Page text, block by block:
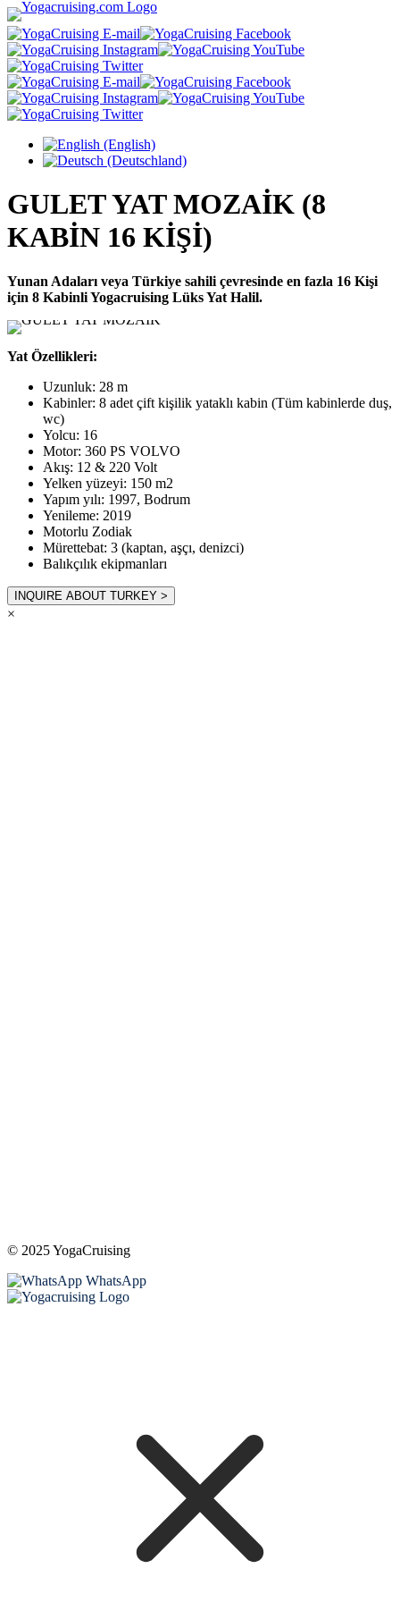
Dilinizi seçin
GULET YAT MOZAİK (8
KABİN 16 KİŞİ)
Yunan Adaları veya Türkiye sahili çevresinde en fazla 16 Kişi
için 8 KabinliYogacruising Lüks Yat Halil.
Yat Özellikleri:
Uzunluk: 28 m
Kabinler: 8 adet çift kişilik yataklı kabin (Tüm kabinlerde duş,
wc)
Yolcu: 16
Motor: 360 PS VOLVO
Akış: 12 & 220 Volt
Yelken yüzeyi: 150 m2
Yapım yılı: 1997, Bodrum
Yenileme: 2019
Motorlu Zodiak
Mürettebat: 3 (kaptan, aşçı, denizci)
Balıkçılık ekipmanları
INQUIRE ABOUT TURKEY >
×
© 2025 YogaCruising
WhatsApp